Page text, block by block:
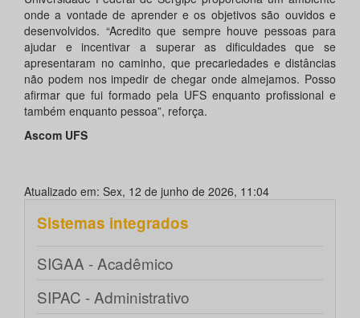
onde a vontade de aprender e os objetivos são ouvidos e
desenvolvidos. “Acredito que sempre houve pessoas para
ajudar e incentivar a superar as dificuldades que se
apresentaram no caminho, que precariedades e distâncias
não podem nos impedir de chegar onde almejamos. Posso
afirmar que fui formado pela UFS enquanto profissional e
também enquanto pessoa”, reforça.
Ascom UFS
Atualizado em: Sex, 12 de junho de 2026, 11:04
Sistemas integrados
SIGAA - Acadêmico
SIPAC - Administrativo